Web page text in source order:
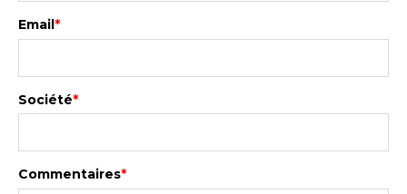
Email*
Société*
Commentaires*